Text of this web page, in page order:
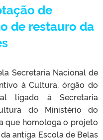
de
de restauro da
Secretaria Nacional de
à Cultura, órgão do
ligado à Secretaria
do Ministério do
que homologa o projeto
antiga Escola de Belas